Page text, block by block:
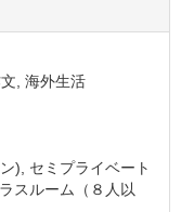
, 海外生活
), セミプライベート
スルーム（８人以